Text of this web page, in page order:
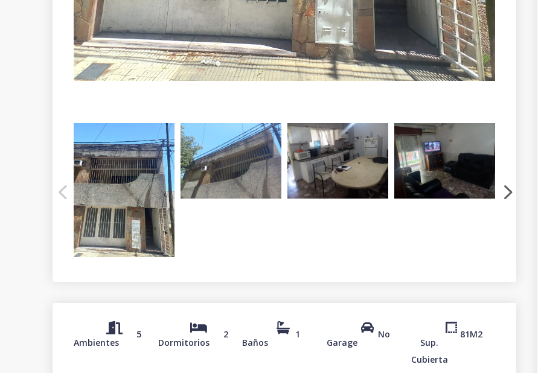
Ambientes
5
Dormitorios
2
Baños
1
Garage
No
Sup.
Cubierta
81M2